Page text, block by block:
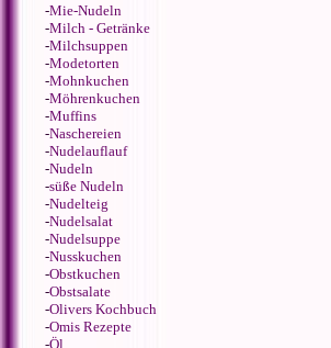
-Mie-Nudeln
-Milch - Getränke
-Milchsuppen
-Modetorten
-Mohnkuchen
-Möhrenkuchen
-Muffins
-Naschereien
-Nudelauflauf
-Nudeln
-süße Nudeln
-Nudelteig
-Nudelsalat
-Nudelsuppe
-Nusskuchen
-Obstkuchen
-Obstsalate
-Olivers Kochbuch
-Omis Rezepte
-Öl